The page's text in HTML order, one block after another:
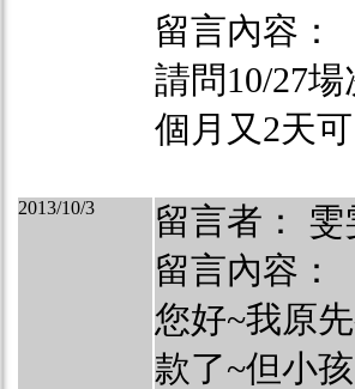
留言內容：
請問10/27
個月又2天
2013/10/3
留言者： 雯
留言內容：
您好~我原
款了~但小